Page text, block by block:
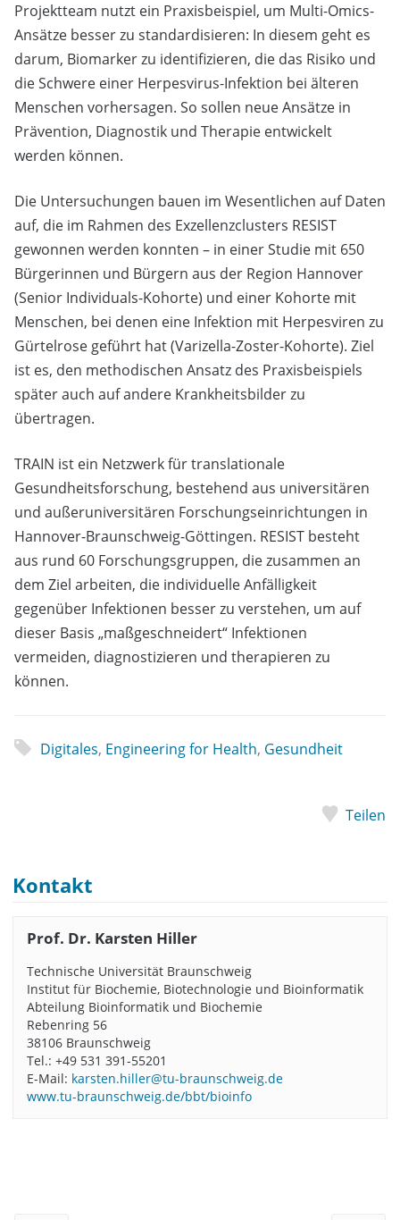
Projektteam nutzt ein Praxisbeispiel, um Multi-Omics-
Ansätze besser zu standardisieren: In diesem geht es
darum, Biomarker zu identifizieren, die das Risiko und
die Schwere einer Herpesvirus-Infektion bei älteren
Menschen vorhersagen. So sollen neue Ansätze in
Prävention, Diagnostik und Therapie entwickelt
werden können.
Die Untersuchungen bauen im Wesentlichen auf Daten
auf, die im Rahmen des Exzellenzclusters RESIST
gewonnen werden konnten – in einer Studie mit 650
Bürgerinnen und Bürgern aus der Region Hannover
(Senior Individuals-Kohorte) und einer Kohorte mit
Menschen, bei denen eine Infektion mit Herpesviren zu
Gürtelrose geführt hat (Varizella-Zoster-Kohorte). Ziel
ist es, den methodischen Ansatz des Praxisbeispiels
später auch auf andere Krankheitsbilder zu
übertragen.
TRAIN ist ein Netzwerk für translationale
Gesundheitsforschung, bestehend aus universitären
und außeruniversitären Forschungseinrichtungen in
Hannover-Braunschweig-Göttingen. RESIST besteht
aus rund 60 Forschungsgruppen, die zusammen an
dem Ziel arbeiten, die individuelle Anfälligkeit
gegenüber Infektionen besser zu verstehen, um auf
dieser Basis „maßgeschneidert“ Infektionen
vermeiden, diagnostizieren und therapieren zu
können.
Digitales, Engineering for Health, Gesundheit
Teilen
Kontakt
Prof. Dr. Karsten Hiller
Technische Universität Braunschweig
Institut für Biochemie, Biotechnologie und Bioinformatik
Abteilung Bioinformatik und Biochemie
Rebenring 56
38106 Braunschweig
Tel.: +49 531 391-55201
E-Mail: karsten.hiller@tu-braunschweig.de
www.tu-braunschweig.de/bbt/bioinfo